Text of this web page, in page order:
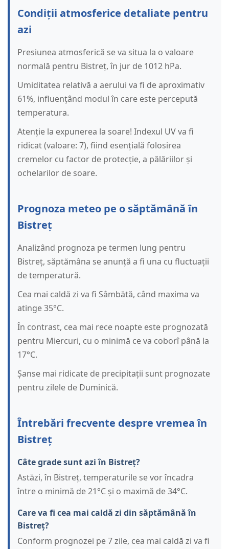
Condiții atmosferice detaliate pentru
azi
Presiunea atmosferică se va situa la o valoare
normală pentru Bistreț, în jur de 1012 hPa.
Umiditatea relativă a aerului va fi de aproximativ
61%, influențând modul în care este percepută
temperatura.
Atenție la expunerea la soare! Indexul UV va fi
ridicat (valoare: 7), fiind esențială folosirea
cremelor cu factor de protecție, a pălăriilor și
ochelarilor de soare.
Prognoza meteo pe o săptămână în
Bistreț
Analizând prognoza pe termen lung pentru
Bistreț, săptămâna se anunță a fi una cu fluctuații
de temperatură.
Cea mai caldă zi va fi Sâmbătă, când maxima va
atinge 35°C.
În contrast, cea mai rece noapte este prognozată
pentru Miercuri, cu o minimă ce va coborî până la
17°C.
Șanse mai ridicate de precipitații sunt prognozate
pentru zilele de Duminică.
Întrebări frecvente despre vremea în
Bistreț
Câte grade sunt azi în Bistreț?
Astăzi, în Bistreț, temperaturile se vor încadra
între o minimă de 21°C și o maximă de 34°C.
Care va fi cea mai caldă zi din săptămână în
Bistreț?
Conform prognozei pe 7 zile, cea mai caldă zi va fi